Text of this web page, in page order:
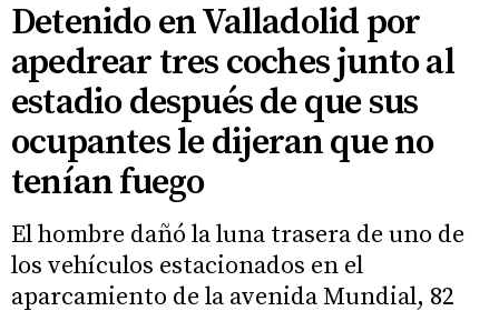
Detenido en Valladolid por
apedrear tres coches junto al
estadio después de que sus
ocupantes le dijeran que no
tenían fuego
El hombre dañó la luna trasera de uno de
los vehículos estacionados en el
aparcamiento de la avenida Mundial, 82